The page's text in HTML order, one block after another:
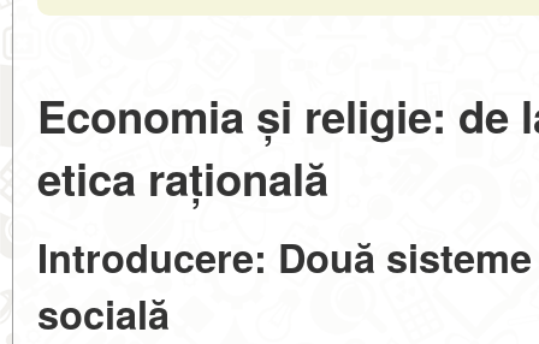
Economia și religie: de
etica rațională
Introducere: Două
socială